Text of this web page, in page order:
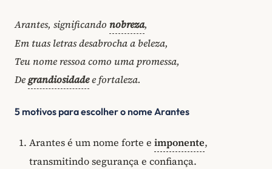
Arantes, significando nobreza,
Em tuas letras desabrocha a beleza,
Teu nome ressoa como uma promessa,
Degrandiosidadee fortaleza.
5 motivos para escolher o nome Arantes
Arantes é um nome forte e imponente,
transmitindo segurança e confiança.